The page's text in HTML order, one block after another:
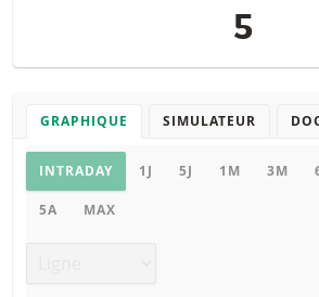
5
GRAPHIQUE SIMULATEUR
Graphique
INTRADAY 1J 5J 1M 3M
5A MAX